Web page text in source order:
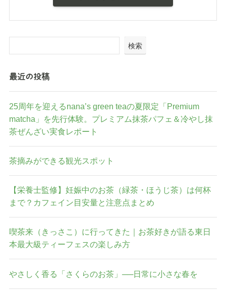
検索
最近の投稿
25周年を迎えるnana’s green teaの夏限定「Premium
matcha」を先行体験。プレミアム抹茶パフェ＆冷やし抹
茶ぜんざい実食レポート
茶摘みができる観光スポット
【栄養士監修】妊娠中のお茶（緑茶・ほうじ茶）は何杯
まで？カフェイン目安量と注意点まとめ
喫茶来（きっさこ）に行ってきた｜お茶好きが語る東日
本最大級ティーフェスの楽しみ方
やさしく香る「さくらのお茶」──日常に小さな春を